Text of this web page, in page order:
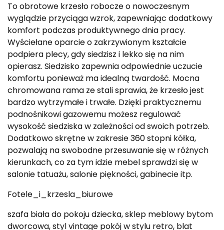
To obrotowe krzesło robocze o nowoczesnym
wyglądzie przyciąga wzrok, zapewniając dodatkowy
komfort podczas produktywnego dnia pracy.
Wyściełane oparcie o zakrzywionym kształcie
podpiera plecy, gdy siedzisz i lekko się na nim
opierasz. Siedzisko zapewnia odpowiednie uczucie
komfortu ponieważ ma idealną twardość. Mocna
chromowana rama ze stali sprawia, że krzesło jest
bardzo wytrzymałe i trwałe. Dzięki praktycznemu
podnośnikowi gazowemu możesz regulować
wysokość siedziska w zależności od swoich potrzeb.
Dodatkowo skrętne w zakresie 360 stopni kółka,
pozwalają na swobodne przesuwanie się w różnych
kierunkach, co za tym idzie mebel sprawdzi się w
salonie tatuażu, salonie piękności, gabinecie itp.
Fotele_i_krzesla_biurowe
szafa biała do pokoju dziecka, sklep meblowy bytom
dworcowa, styl vintage pokój w stylu retro, blat